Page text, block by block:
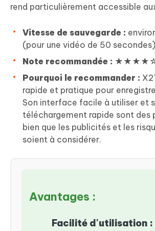
rend particulièrement accessible
Vitesse de sauvegarde :
(pour une vidéo de 50 secondes)
Note recommandée :
Pourquoi le recommander :
rapide et pratique pour
Son interface facile à utiliser et
téléchargement rapide sont des
bien que les publicités et les
soient à considérer.
Avantages :
Facilité d'utilisation :